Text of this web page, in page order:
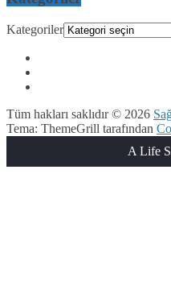
Kategoriler
Tüm hakları saklıdır © 2026
Tema: ThemeGrill tarafından
A Life